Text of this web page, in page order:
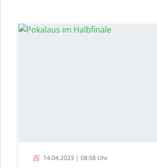
14.04.2023 | 08:58 Uhr